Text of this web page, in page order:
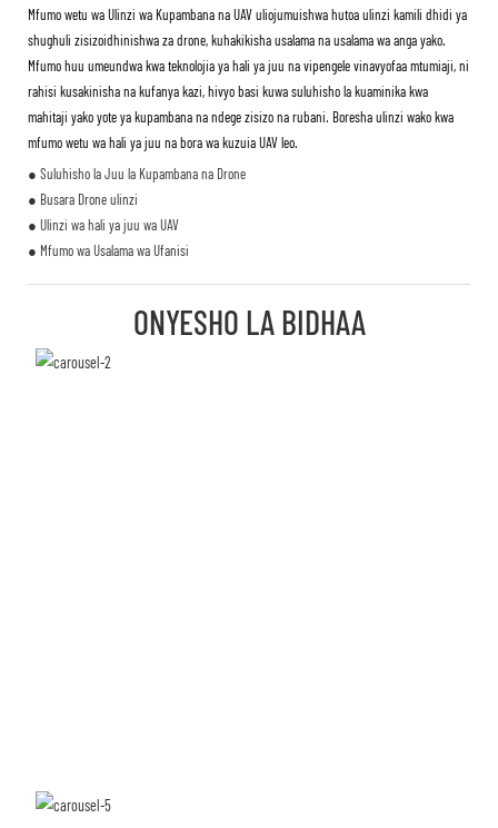
Mfumo wetu wa Ulinzi wa Kupambana na UAV uliojumuishwa hutoa ulinzi kamili dhidi ya
shughuli zisizoidhinishwa za drone, kuhakikisha usalama na usalama wa anga yako.
Mfumo huu umeundwa kwa teknolojia ya hali ya juu na vipengele vinavyofaa mtumiaji, ni
rahisi kusakinisha na kufanya kazi, hivyo basi kuwa suluhisho la kuaminika kwa
mahitaji yako yote ya kupambana na ndege zisizo na rubani. Boresha ulinzi wako kwa
mfumo wetu wa hali ya juu na bora wa kuzuia UAV leo.
● Suluhisho la Juu la Kupambana na Drone
● Busara Drone ulinzi
● Ulinzi wa hali ya juu wa UAV
● Mfumo wa Usalama wa Ufanisi
ONYESHO LA BIDHAA